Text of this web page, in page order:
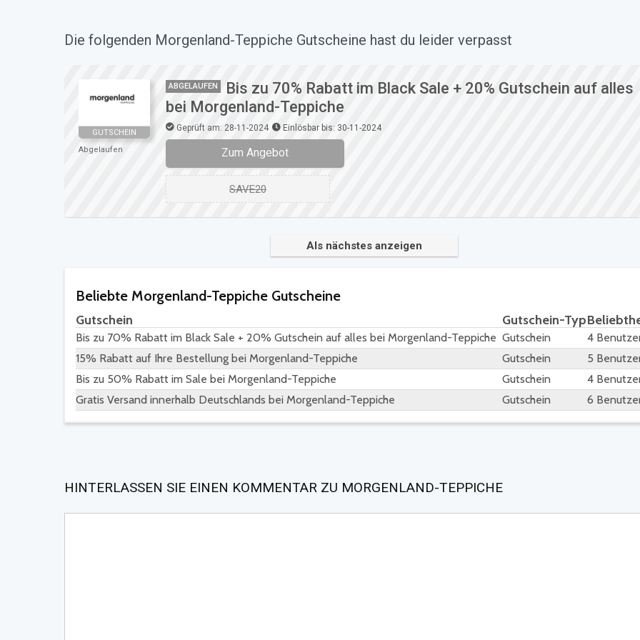
Die folgenden Morgenland-Teppiche Gutscheine hast du leider verpasst
GUTSCHEIN
Abgelaufen
ABGELAUFEN
Bis zu 70% Rabatt im Black Sale + 20% Gutschein auf alles
bei Morgenland-Teppiche
Geprüft am: 28-11-2024 Einlösbar bis: 30-11-2024
Zum Angebot
SAVE20
Als nächstes anzeigen
Beliebte Morgenland-Teppiche Gutscheine
Gutschein Gutschein-Typ
Bis zu 70% Rabatt im Black Sale + 20% Gutschein auf alles bei Morgenland-Teppiche Gutschein
4
15% Rabatt auf Ihre Bestellung bei Morgenland-Teppiche
Gutschein
5
Bis zu 50% Rabatt im Sale bei Morgenland-Teppiche
Gutschein
4
Gratis Versand innerhalb Deutschlands bei Morgenland-Teppiche
Gutschein 6
HINTERLASSEN SIE EINEN KOMMENTAR ZU MORGENLAND-TEPPICHE